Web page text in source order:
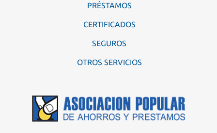
PRÉSTAMOS
CERTIFICADOS
SEGUROS
OTROS SERVICIOS